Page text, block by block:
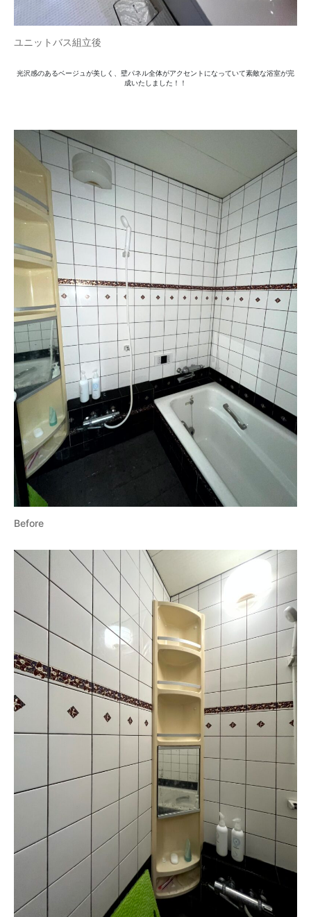
ユニットバス組立後
光沢感のあるベージュが美しく、壁パネル全体がアクセントになっていて素敵な浴室が完
成いたしました！！
Before